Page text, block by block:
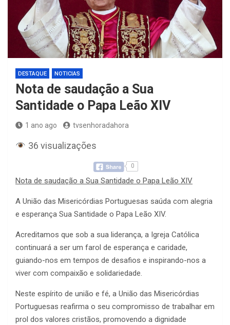
DESTAQUE NOTICIAS
Nota de saudação a Sua
Santidade o Papa Leão XIV
1 ano ago tvsenhoradahora
36 visualizações
0
Nota de saudação a Sua Santidade o Papa Leão XIV
A União das Misericórdias Portuguesas saúda com alegria
e esperança Sua Santidade o Papa Leão XIV.
Acreditamos que sob a sua liderança, a Igreja Católica
continuará a ser um farol de esperança e caridade,
guiando-nos em tempos de desafios e inspirando-nos a
viver com compaixão e solidariedade.
Neste espírito de união e fé, a União das Misericórdias
Portuguesas reafirma o seu compromisso de trabalhar em
prol dos valores cristãos, promovendo a dignidade